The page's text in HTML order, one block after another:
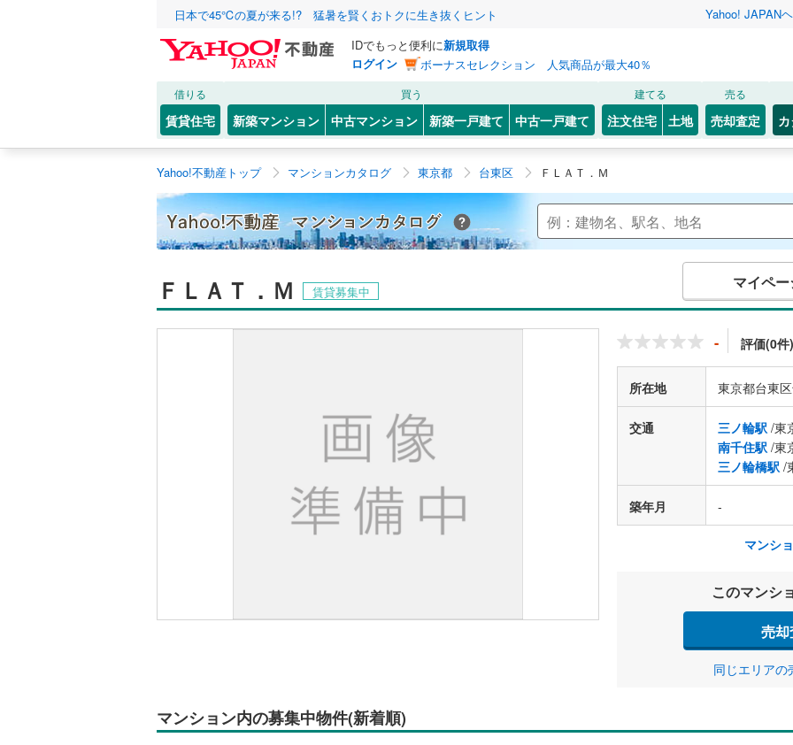
日本で45℃の夏が来る!? 猛暑を賢くおトクに生き抜くヒント Yahoo! JAPAN
IDでもっと便利に新規取得
ログイン
ボーナスセレクション 人気商品が最大40％
借りる
賃貸住宅
買う
新築マンション 中古マンション 新築一戸建て 中古一戸建て
建てる
注文住宅 土地
売る
売却査定
Yahoo!不動産トップ マンションカタログ 東京都 台東区 ＦＬＡＴ．Ｍ
Yahoo!不動産 マンションカタログ
ＦＬＡＴ．Ｍ 賃貸募集中 マイペー
- 評価(0件
所在地 東京都台東
交通 三ノ輪駅 /東
南千住駅 /東
三ノ輪橋駅 /
築年月 -
マンシ
このマンシ
売
同じエリアの
マンション内の募集中物件(新着順)